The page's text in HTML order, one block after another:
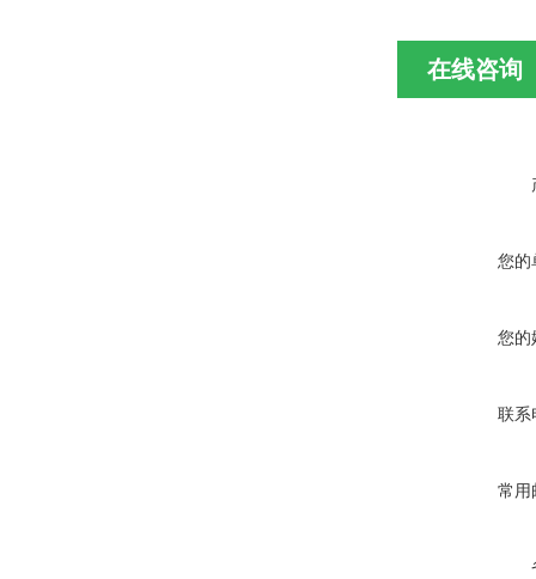
在线咨询
您的
您的
联系
常用